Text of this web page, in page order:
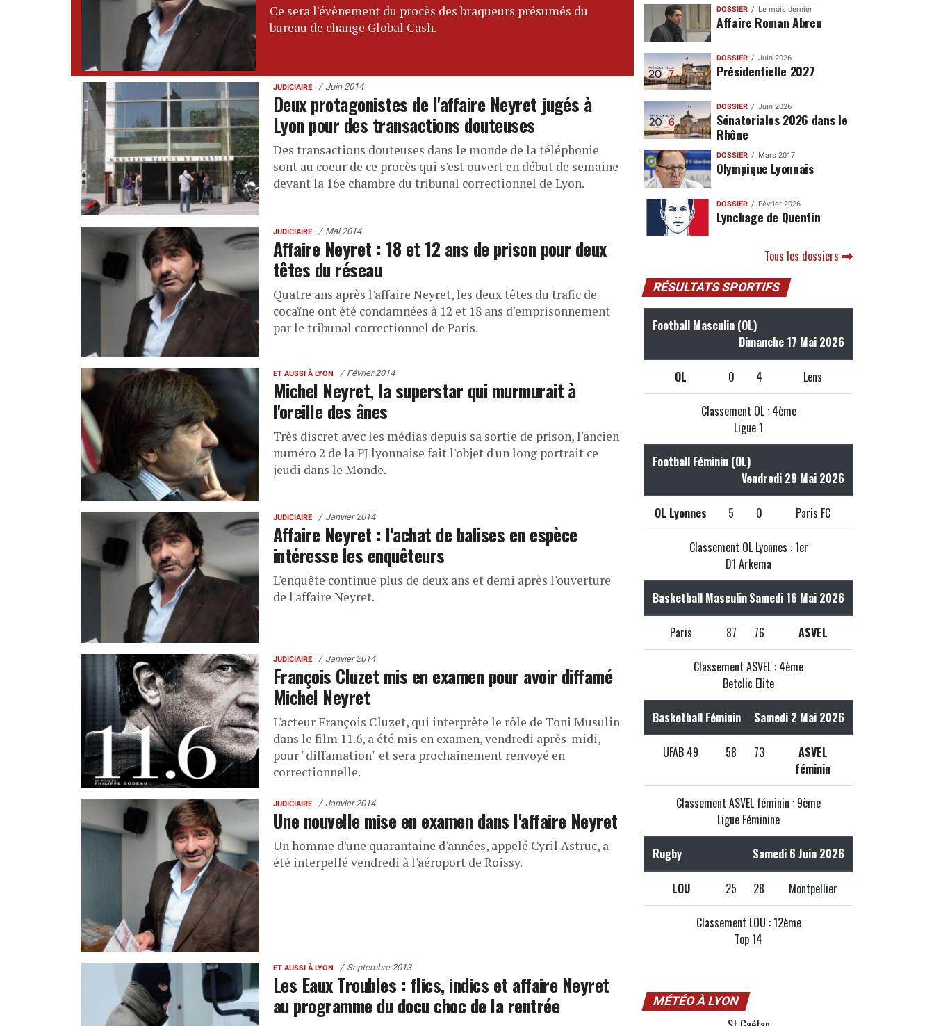
Ce sera l'évènement du procès des braqueurs présumés du
bureau de change Global Cash.
JUDICIAIRE Juin 2014
Deux protagonistes de l'affaire Neyret jugés à
Lyon pour des transactions douteuses
Des transactions douteuses dans le monde de la téléphonie
sont au coeur de ce procès qui s'est ouvert en début de semaine
devant la 16e chambre du tribunal correctionnel de Lyon.
JUDICIAIRE Mai 2014
Affaire Neyret : 18 et 12 ans de prison pour deux
têtes du réseau
Quatre ans après l'affaire Neyret, les deux têtes du trafic de
cocaïne ont été condamnées à 12 et 18 ans d'emprisonnement
par le tribunal correctionnel de Paris.
ET AUSSI À LYON Février 2014
Michel Neyret, la superstar qui murmurait à
l'oreille des ânes
Très discret avec les médias depuis sa sortie de prison, l'ancien
numéro 2 de la PJ lyonnaise fait l'objet d'un long portrait ce
jeudi dans le Monde.
JUDICIAIRE Janvier 2014
Affaire Neyret : l'achat de balises en espèce
intéresse les enquêteurs
L'enquête continue plus de deux ans et demi après l'ouverture
de l'affaire Neyret.
JUDICIAIRE Janvier 2014
François Cluzet mis en examen pour avoir diffamé
Michel Neyret
L'acteur François Cluzet, qui interprète le rôle de Toni Musulin
dans le film 11.6, a été mis en examen, vendredi après-midi,
pour "diffamation" et sera prochainement renvoyé en
correctionnelle.
JUDICIAIRE Janvier 2014
Une nouvelle mise en examen dans l'affaire Neyret
Un homme d'une quarantaine d'années, appelé Cyril Astruc, a
été interpellé vendredi à l'aéroport de Roissy.
ET AUSSI À LYON Septembre 2013
Les Eaux Troubles : flics, indics et affaire Neyret
au programme du docu choc de la rentrée
DOSSIER Le mois dernier
Affaire Roman Abreu
DOSSIER Juin 2026
Présidentielle 2027
DOSSIER Juin 2026
Sénatoriales 2026 dans le
Rhône
DOSSIER Mars 2017
Olympique Lyonnais
DOSSIER Février 2026
Lynchage de Quentin
Tous les dossiers
RÉSULTATS SPORTIFS
Football Masculin (OL)
Dimanche 17 Mai 2026
OL 0 4 Lens
Classement OL : 4ème
Ligue 1
Football Féminin (OL)
Vendredi 29 Mai 2026
OL Lyonnes 5 0 Paris FC
Classement OL Lyonnes : 1er
D1 Arkema
Basketball MasculinSamedi 16 Mai 2026
Paris 87 76 ASVEL
Classement ASVEL : 4ème
Betclic Elite
Basketball Féminin Samedi 2 Mai 2026
UFAB 49 58 73
ASVEL
féminin
Classement ASVEL féminin : 9ème
Ligue Féminine
Rugby Samedi 6 Juin 2026
LOU 25 28 Montpellier
Classement LOU : 12ème
Top 14
MÉTÉO À LYON